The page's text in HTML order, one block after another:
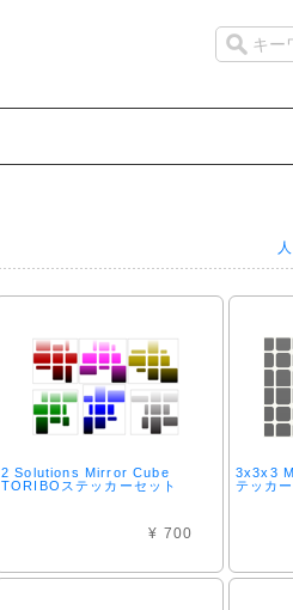
2 Solutions Mirror Cube
TORIBOステッカーセット
¥ 700
3x3x3
テッカ